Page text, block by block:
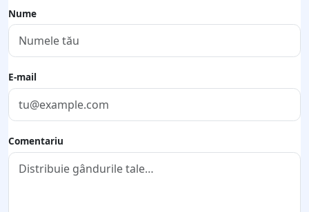
Nume
E-mail
Comentariu